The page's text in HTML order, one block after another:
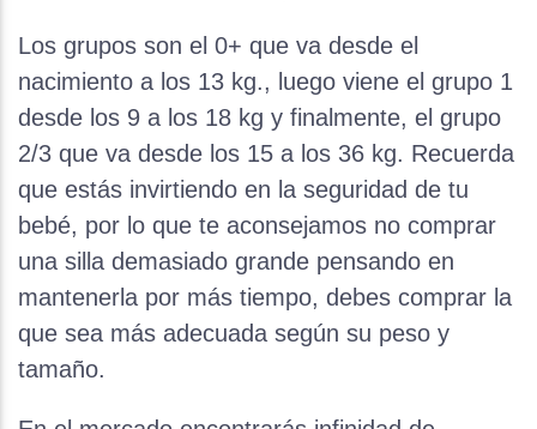
Los grupos son el 0+ que va desde el
nacimiento a los 13 kg., luego viene el grupo 1
desde los 9 a los 18 kg y finalmente, el grupo
2/3 que va desde los 15 a los 36 kg. Recuerda
que estás invirtiendo en la seguridad de tu
bebé, por lo que te aconsejamos no comprar
una silla demasiado grande pensando en
mantenerla por más tiempo, debes comprar la
que sea más adecuada según su peso y
tamaño.